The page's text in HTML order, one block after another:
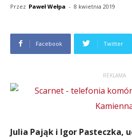
Przez Paweł Wełpa - 8 kwietnia 2019
Facebook Twitter
REKLAMA
Julia Pająk i Igor Pasteczka,